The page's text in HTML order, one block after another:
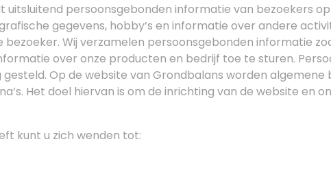
uitsluitend persoonsgebonden informatie van bezoekers
gegevens, hobby’s en informatie over andere
bezoeker. Wij verzamelen persoonsgebonden informatie
over onze producten en bedrijf toe te sturen.
Op de website van Grondbalans worden
Het doel hiervan is om de inrichting van de website en
kunt u zich wenden tot: